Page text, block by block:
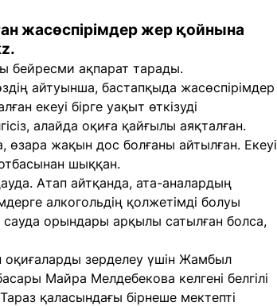
жасөспірімдер жер қойнына
бейресми ақпарат тарады.
айтуынша, бастапқыда жасөспірімдер
екеуі бірге уақыт өткізуді
алайда оқиға қайғылы аяқталған.
өзара жақын дос болғаны айтылған. Екеуі
шыққан.
Атап айтқанда, ата-аналардың
алкогольдің қолжетімді болуы
орындары арқылы сатылған болса,
оқиғаларды зерделеу үшін Жамбыл
Майра Мелдебекова келгені белгілі
қаласындағы бірнеше мектепті